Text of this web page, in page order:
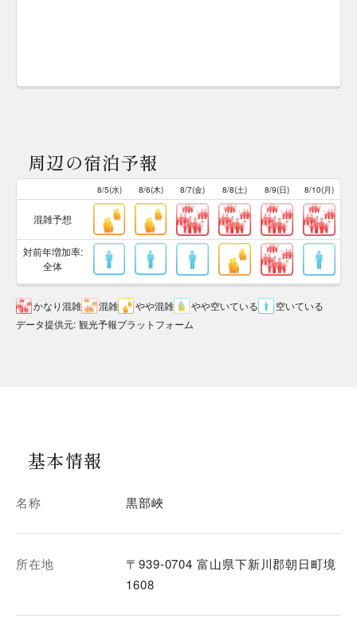
周辺の宿泊予報
8/5(水) 8/6(木) 8/7(金) 8/8(土) 8/9(日) 8/10(月)
混雑予想
対前年増加率:
全体
かなり混雑 混雑 やや混雑 やや空いている
空いている
データ提供元: 観光予報プラットフォーム
基本情報
名称 黒部峽
所在地
〒939-0704 富山県下新川郡朝日町境
1608